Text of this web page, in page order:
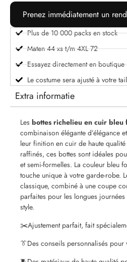
Prenez immédiatement un
Plus de 10 000 packs en stock
Maten 44 xs t/m 4XL 72
Essayez directement en boutique
Le costume sera ajusté à votre
Extra informatie
Les bottes richelieu en cuir bleu
combinaison élégante d’élégance
leur finition en cuir de haute
raffinés, ces bottes sont idéales
et semi-formelles. La couleur bleu
touche unique à votre garde-robe.
classique, combiné à une coupe
parfaites pour les longues
style.
✂️Ajustement parfait, fait
👔Des conseils personnalisés pour